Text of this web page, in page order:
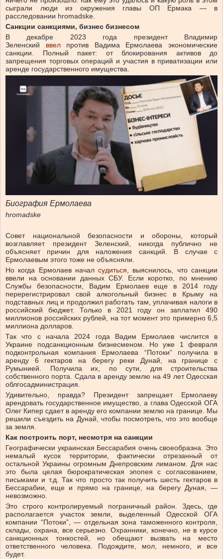
сыграли люди из окружения главы ОП Ермака — в
расследовании hromadske.
Санкции санкциями, бизнес бизнесом
В декабре 2023 года президент Владимир
Зеленский ввелпротив Вадима Ермолаева экономические
санкции. Полный пакет: от блокирования активов до
запрещения торговых операций и участия в приватизации или
аренде государственного имущества.
Биография Ермолаева
hromadske
Совет национальной безопасности и обороны, который
возглавляет президент Зеленский, никогда публично не
объясняет причин для наложения санкций. В случае с
Ермолаевым этого тоже не объясняли.
Но когда Ермолаев началсудиться , выяснилось, что санкции
ввели на основании данных СБУ. Если коротко, по мнению
Службы безопасности, Вадим Ермолаев еще в 2014 году
перерегистрировал свой алкогольный бизнес в Крыму на
подставных лиц и продолжил работать там, уплачивая налоги в
российский бюджет. Только в 2021 году он заплатил 490
миллионов российских рублей, на тот момент это примерно 6,5
миллиона долларов.
Так что с начала 2024 года Вадим Ермолаев числится в
Украине подсанкционным бизнесменом. Но уже 1 февраля
подконтрольная компания Ермолаева “Потоки” получила в
аренду 6 гектаров на берегу реки Дунай, на границе с
Румынией. Получила их, по сути, для строительства
собственного порта. Сдала в аренду землю на 49 лет Одесская
облгосадминистрация.
Удивительно, правда? Президент запрещает Ермолаеву
арендовать государственное имущество, а глава Одесской ОГА
Олег Кипер сдает в аренду его компании землю на границе. Мы
решили съездить на Дунай, чтобы посмотреть, что это вообще
за земля.
Как построить порт, несмотря на санкции
Географически украинская Бессарабия очень своеобразна. Это
немалый кусок территории, фактически отрезанный от
остальной Украины огромным Днепровским лиманом. Для нас
это была целая бюрократическая эпопея с согласованием,
письмами и т.д. Так что просто так получить шесть гектаров в
Бессарабии, еще и прямо на границе, на берегу Дуная, —
невозможно.
Это строго контролируемый пограничный район. Здесь, где
располагается участок земли, выделенный Одесской ОГА
компании “Потоки”, — отдельная зона таможенного контроля,
склады, охрана, все серьезно. Охранники, конечно, не в курсе
санкционных тонкостей, но обещают вызвать на место
ответственного человека. Подождите, мол, немного, и все
будет.